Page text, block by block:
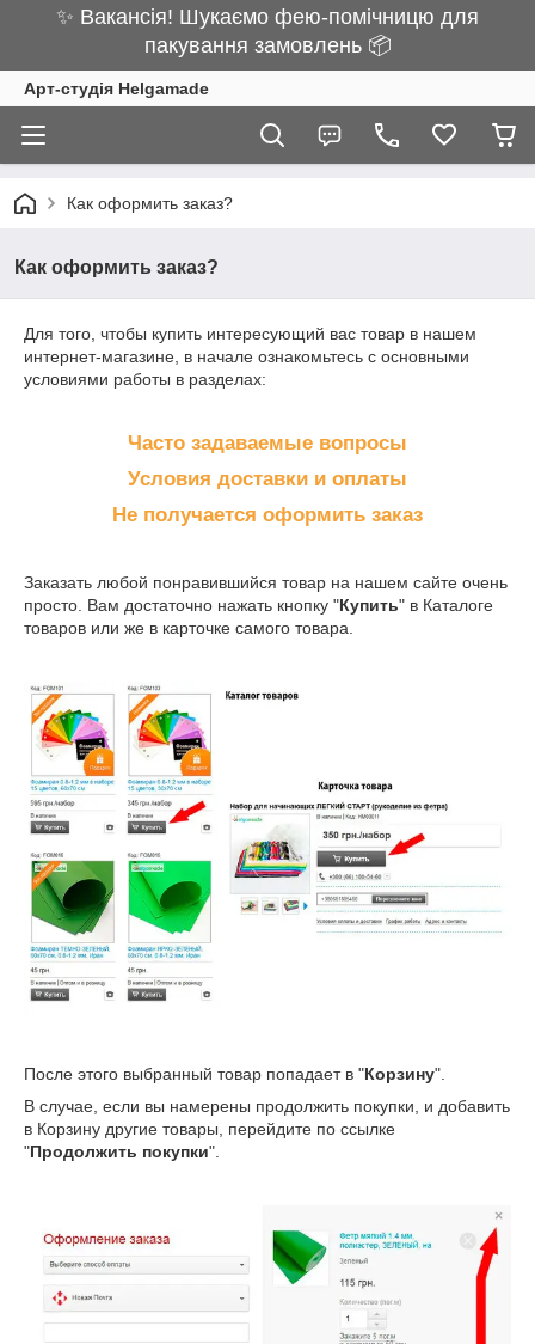
✨ Вакансія! Шукаємо фею-помічницю для
пакування замовлень 📦
Арт-студія Helgamade
Как оформить заказ?
Как оформить заказ?
Для того, чтобы купить интересующий вас товар в нашем
интернет-магазине, в начале ознакомьтесь с основными
условиями работы в разделах:
Часто задаваемые вопросы
Условия доставки и оплаты
Не получается оформить заказ
Заказать любой понравившийся товар на нашем сайте очень
просто. Вам достаточно нажать кнопку "Купить" в Каталоге
товаров или же в карточке самого товара.
После этого выбранный товар попадает в "Корзину".
В случае, если вы намерены продолжить покупки, и добавить
в Корзину другие товары, перейдите по ссылке
"Продолжить покупки".